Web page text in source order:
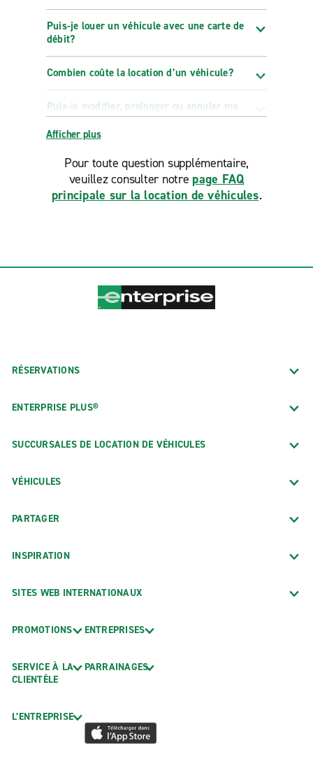
Puis-je louer un véhicule avec une carte de
débit?
Combien coûte la location d’un véhicule?
Puis-je modifier, prolonger ou annuler ma
réservation?
Afficher plus
Pour toute question supplémentaire,
veuillez consulter notre page FAQ
principale sur la location de véhicules.
RÉSERVATIONS
ENTERPRISE PLUS®
SUCCURSALES DE LOCATION DE VÉHICULES
VÉHICULES
PARTAGER
INSPIRATION
SITES WEB INTERNATIONAUX
PROMOTIONS
SERVICE À LA
CLIENTÈLE
L’ENTREPRISE
ENTREPRISES
PARRAINAGES